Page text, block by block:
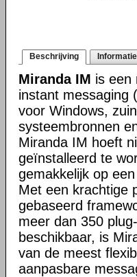
Beschrijving Informatie
Miranda IM is een
instant messaging
voor Windows,
systeembronnen
Miranda IM hoeft
geïnstalleerd te
gemakkelijk op
Met een krachtige
gebaseerd
meer dan 350
beschikbaar, is
van de meest
aanpasbare